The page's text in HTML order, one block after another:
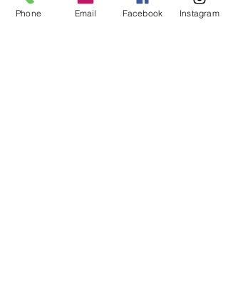
Phone Email Facebook Instagram